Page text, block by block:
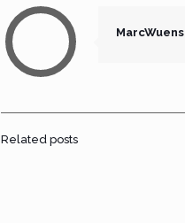
Related posts